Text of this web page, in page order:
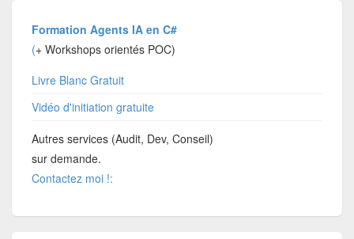
Formation Agents IA en C#
(+ Workshops orientés POC)
Livre Blanc Gratuit
Vidéo d'initiation gratuite
Autres services (Audit, Dev, Conseil)
sur demande.
Contactez moi !: